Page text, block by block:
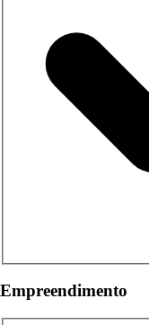
Empreendimento